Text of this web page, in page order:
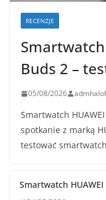
RECENZJE
Smartwatch
Buds 2 –
05/08/2026
Smartwatch
spotkanie z marką
testować
Smartwatch